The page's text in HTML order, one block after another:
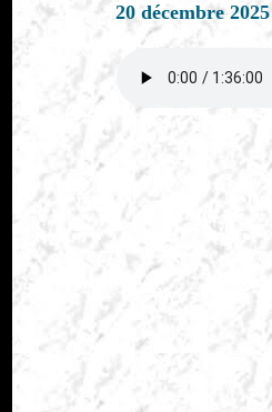
20 décembre 2025